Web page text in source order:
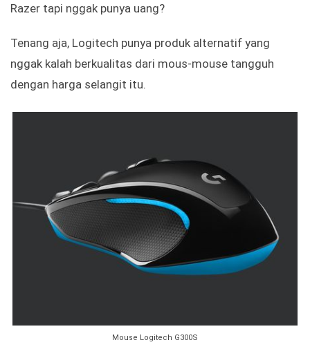
Razer tapi nggak punya uang?
Tenang aja, Logitech punya produk alternatif yang
nggak kalah berkualitas dari mous-mouse tangguh
dengan harga selangit itu.
Mouse Logitech G300S